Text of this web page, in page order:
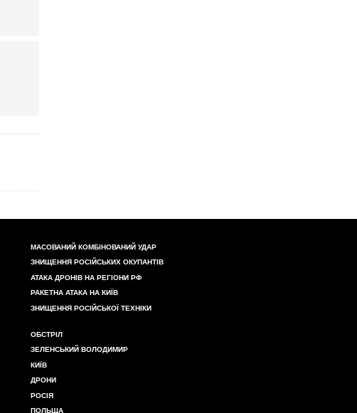
МАСОВАНИЙ КОМБІНОВАНИЙ УДАР
ЗНИЩЕННЯ РОСІЙСЬКИХ ОКУПАНТІВ
АТАКА ДРОНІВ НА РЕГІОНИ РФ
РАКЕТНА АТАКА НА КИЇВ
ЗНИЩЕННЯ РОСІЙСЬКОЇ ТЕХНІКИ
ОБСТРІЛ
ЗЕЛЕНСЬКИЙ ВОЛОДИМИР
КИЇВ
ДРОНИ
РОСІЯ
ПОЛЬЩА